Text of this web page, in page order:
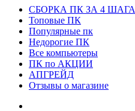
СБОРКА ПК ЗА 4 ШАГА
Топовые ПК
Популярные пк
Недорогие ПК
Все компьютеры
ПК по АКЦИИ
АПГРЕЙД
Отзывы о магазине